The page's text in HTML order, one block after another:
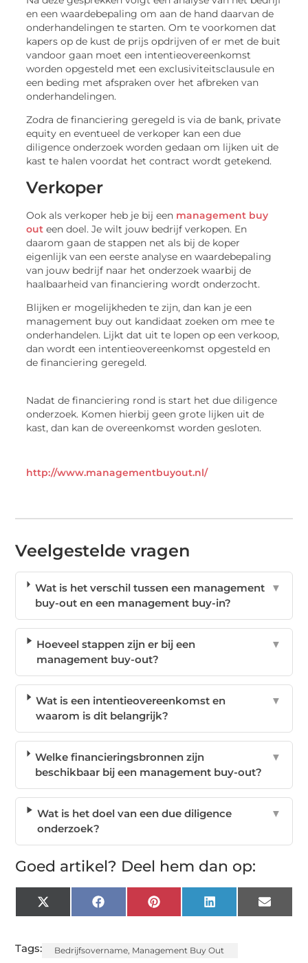
en een waardebepaling om aan de hand daarvan de
onderhandelingen te starten. Om te voorkomen dat
kapers op de kust de prijs opdrijven of er met de buit
vandoor gaan moet een intentieovereenkomst
worden opgesteld met een exclusiviteitsclausule en
een beding met afspraken over het afbreken van
onderhandelingen.
Zodra de financiering geregeld is via de bank, private
equity en eventueel de verkoper kan een due
diligence onderzoek worden gedaan om lijken uit de
kast te halen voordat het contract wordt getekend.
Verkoper
Ook als verkoper heb je bij een management buy
out een doel. Je wilt jouw bedrijf verkopen. En
daarom gaan de stappen net als bij de koper
eigenlijk van een eerste analyse en waardebepaling
van jouw bedrijf naar het onderzoek waarbij de
haalbaarheid van financiering wordt onderzocht.
Blijken er mogelijkheden te zijn, dan kan je een
management buy out kandidaat zoeken om mee te
onderhandelen. Lijkt dat uit te lopen op een verkoop,
dan wordt een intentieovereenkomst opgesteld en
de financiering geregeld.
Nadat de financiering rond is start het due diligence
onderzoek. Komen hierbij geen grote lijken uit de
kast, dan kan de overeenkomst worden gesloten.
http://www.managementbuyout.nl/
Veelgestelde vragen
Wat is het verschil tussen een management
buy-out en een management buy-in?
▼
Hoeveel stappen zijn er bij een
management buy-out?
▼
Wat is een intentieovereenkomst en
waarom is dit belangrijk?
▼
Welke financieringsbronnen zijn
beschikbaar bij een management buy-out?
▼
Wat is het doel van een due diligence
onderzoek?
▼
Goed artikel? Deel hem dan op:
X
(Twitter)
FacebookPinterest LinkedIn Email
Tags: Bedrijfsovername, Management Buy Out